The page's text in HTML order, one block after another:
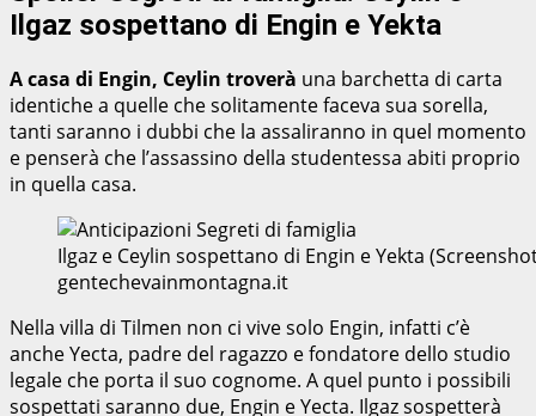
Ilgaz sospettano di Engin e Yekta
A casa di Engin, Ceylin troverà una barchetta di carta
identiche a quelle che solitamente faceva sua sorella,
tanti saranno i dubbi che la assaliranno in quel momento
e penserà che l’assassino della studentessa abiti proprio
in quella casa.
Ilgaz e Ceylin sospettano di Engin e Yekta
gentechevainmontagna.it
Nella villa di Tilmen non ci vive solo Engin, infatti c’è
anche Yecta, padre del ragazzo e fondatore dello studio
legale che porta il suo cognome. A quel punto i possibili
sospettati saranno due, Engin e Yecta. Ilgaz sospetterà